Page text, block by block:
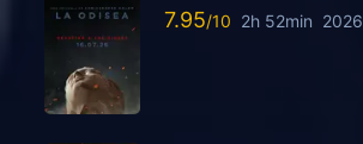
7.95 2h 52min 2026